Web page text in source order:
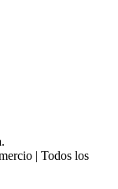
| Todos los